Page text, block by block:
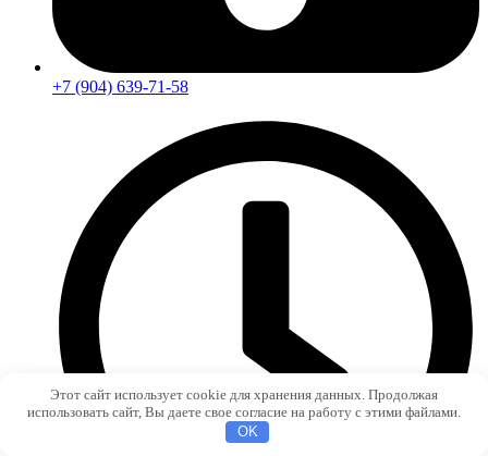
+7 (904) 639-71-58
Этот сайт использует cookie для хранения данных. Продолжая
использовать сайт, Вы даете свое согласие на работу с этими файлами.
OK